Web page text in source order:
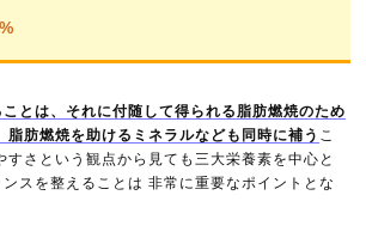
とは、それに付随して得られる脂肪燃焼のため
脂肪燃焼を助けるミネラルなども同時に補う こ
すさという観点から見ても三大栄養素を中心と
スを整えることは 非常に重要なポイントとな